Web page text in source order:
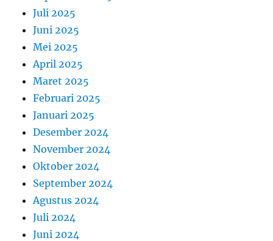
Juli 2025
Juni 2025
Mei 2025
April 2025
Maret 2025
Februari 2025
Januari 2025
Desember 2024
November 2024
Oktober 2024
September 2024
Agustus 2024
Juli 2024
Juni 2024